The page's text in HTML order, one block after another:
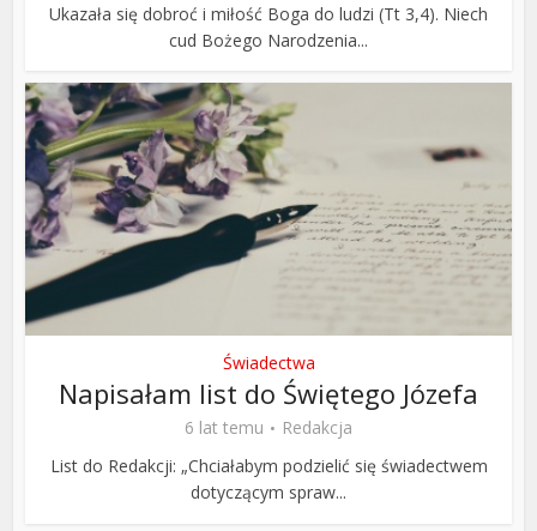
Ukazała się dobroć i miłość Boga do ludzi (Tt 3,4). Niech
cud Bożego Narodzenia...
Świadectwa
Napisałam list do Świętego Józefa
6 lat temu
Redakcja
List do Redakcji: „Chciałabym podzielić się świadectwem
dotyczącym spraw...